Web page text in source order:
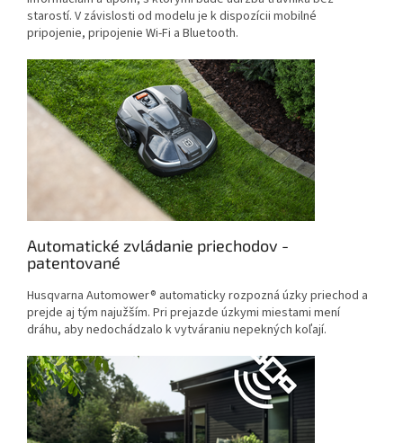
starostí. V závislosti od modelu je k dispozícii mobilné
pripojenie, pripojenie Wi-Fi a Bluetooth.
Automatické zvládanie priechodov -
patentované
Husqvarna Automower® automaticky rozpozná úzky priechod a
prejde aj tým najužším. Pri prejazde úzkymi miestami mení
dráhu, aby nedochádzalo k vytváraniu nepekných koľají.